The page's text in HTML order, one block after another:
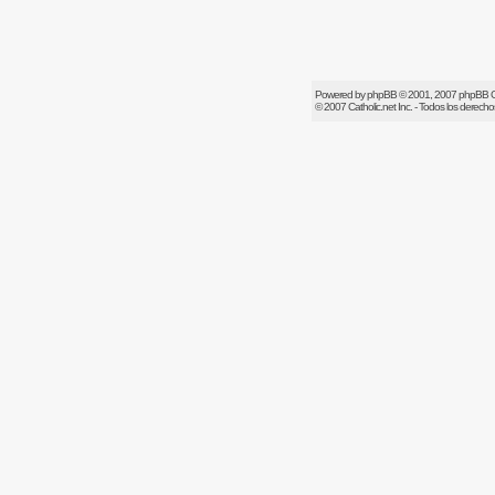
Powered byphpBB© 2001, 2007 phpBB
© 2007Catholic.netInc. - Todos los